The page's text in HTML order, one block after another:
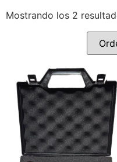
Mostrando los 2